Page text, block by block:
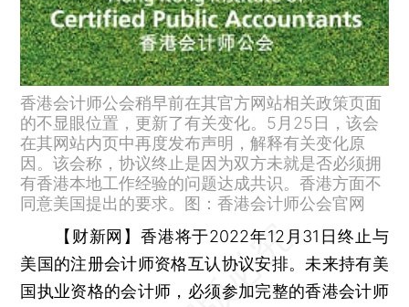
香港会计师公会稍早前在其官方网站相关政策页面
的不显眼位置，更新了有关变化。5月25日，该会
在其网站内页中再度发布声明，解释有关变化原
因。该会称，协议终止是因为双方未就是否必须拥
有香港本地工作经验的问题达成共识。香港方面不
同意美国提出的要求。图：香港会计师公会官网
【财新网】香港将于2022年12月31日终止与
美国的注册会计师资格互认协议安排。未来持有美
国执业资格的会计师，必须参加完整的香港会计师